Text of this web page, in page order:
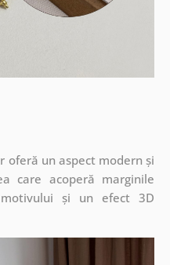
un aspect modern și
care acoperă marginile
și un efect 3D